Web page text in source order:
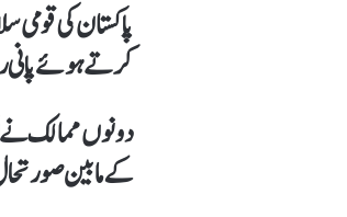
پاکستان کی قومی
کرتے ہوئے پانی
دونوں ممالک
کے مابین